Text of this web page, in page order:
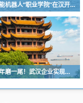
智能机器人“职业学院”在汉开学，教材就是人类的一举一动
十年磨一尾！武汉企业实现圆口铜鱼规模化繁育